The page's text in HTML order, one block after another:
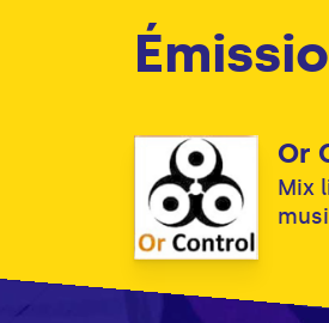
Or
Mix